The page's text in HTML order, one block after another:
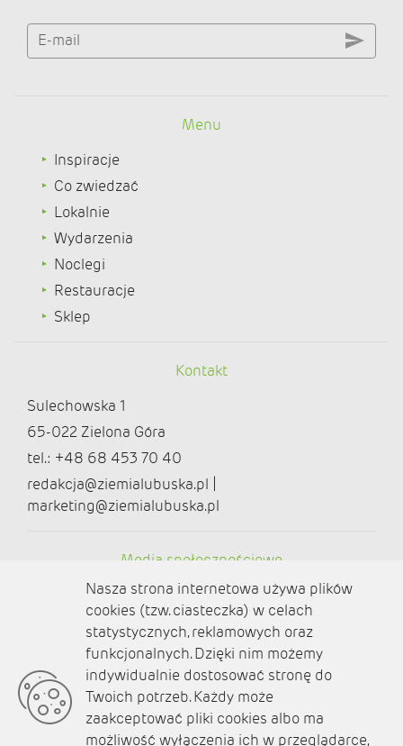
E-mail
Menu
Inspiracje
Co zwiedzać
Lokalnie
Wydarzenia
Noclegi
Restauracje
Sklep
Kontakt
Sulechowska 1
65-022 Zielona Góra
tel.: +48 68 453 70 40
redakcja@ziemialubuska.pl |
marketing@ziemialubuska.pl
Media społecznościowe
O nas
Kontakt
Polityka prywatności
Nasza strona internetowa używa plików
cookies (tzw. ciasteczka) w celach
statystycznych, reklamowych oraz
funkcjonalnych. Dzięki nim możemy
indywidualnie dostosować stronę do
Twoich potrzeb. Każdy może
zaakceptować pliki cookies albo ma
możliwość wyłączenia ich w przeglądarce,